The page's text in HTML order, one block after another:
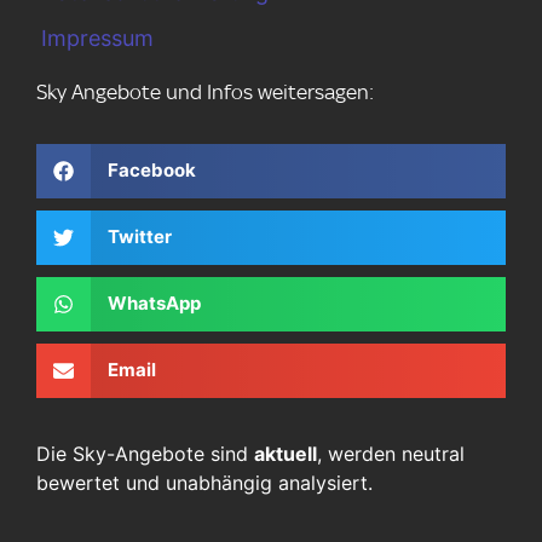
Impressum
Sky Angebote und Infos weitersagen:
Facebook
Twitter
WhatsApp
Email
Die Sky-Angebote sind aktuell, werden neutral
bewertet und unabhängig analysiert.